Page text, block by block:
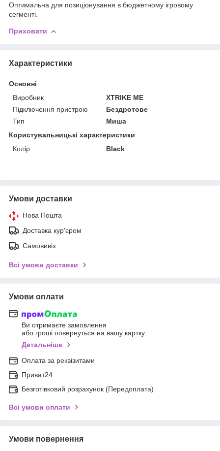
Оптимальна для позиціонування в бюджетному ігровому
сегменті.
Приховати
Характеристики
Основні
Виробник
XTRIKE ME
Підключення пристрою
Бездротове
Тип
Миша
Користувальницькі характеристики
Колір
Black
Умови доставки
Нова Пошта
Доставка кур'єром
Самовивіз
Всі умови доставки
Умови оплати
Ви отримаєте замовлення
або гроші повернуться на вашу картку
Детальніше
Оплата за реквізитами
Приват24
Безготівковий розрахунок (Передоплата)
Всі умови оплати
Умови повернення